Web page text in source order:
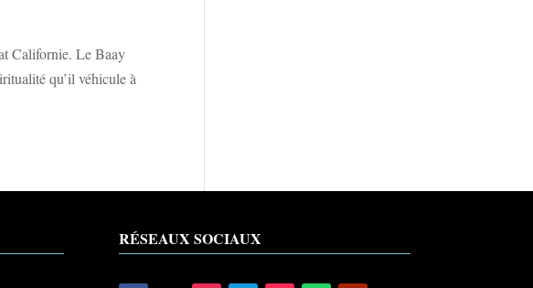
Californie. Le Baay
qu’il véhicule à
RÉSEAUX SOCIAUX